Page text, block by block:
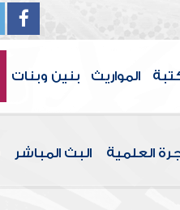
المواريث بنين وبنات
العلمية البث المباشر